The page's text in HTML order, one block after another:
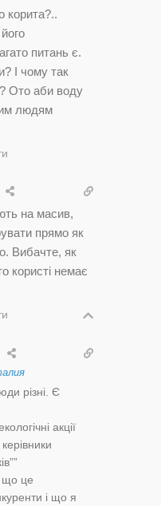
корита?..
питань є.
І чому так
Ото аби воду
людям
на масив,
прямо як
Вибачте, як
користі немає
різні. Є
акції
що це
і що я